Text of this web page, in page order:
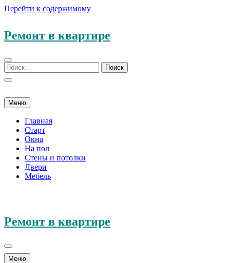
Перейти к содержимому
Ремонт в квартире
Меню
Главная
Старт
Окна
На пол
Стены и потолки
Двери
Мебель
Ремонт в квартире
Меню